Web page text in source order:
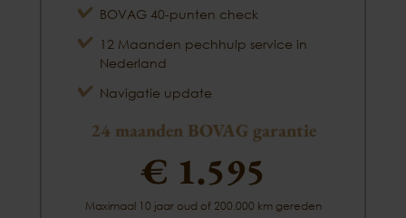
BOVAG 40-punten check
12 Maanden pechhulp service in
Nederland
Navigatie update
24 maanden BOVAG garantie
€ 1.595
Maximaal 10 jaar oud of 200.000 km gereden